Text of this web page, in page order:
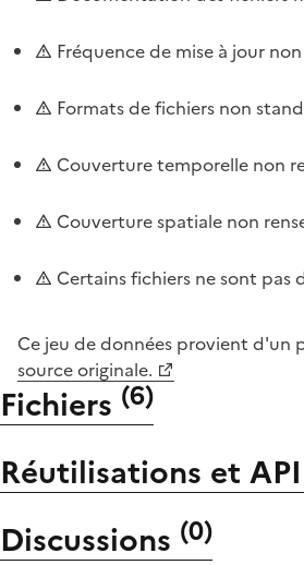
Fréquence de mise à jour
Formats de fichiers non
Couverture temporelle non
Couverture spatiale non
Certains fichiers ne sont pas
Ce jeu de données provient d'un
source originale.
Fichiers (6)
Réutilisations et API
Discussions (0)